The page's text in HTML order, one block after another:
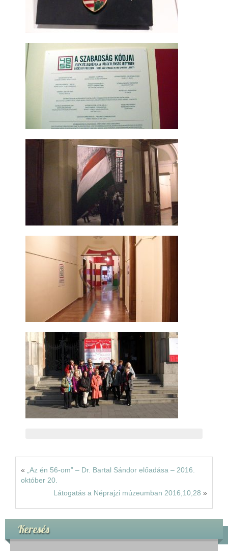
«
„Az én 56-om” – Dr. Bartal Sándor előadása – 2016.
október 20.
Látogatás a Néprajzi múzeumban 2016,10,28 »
Keresés